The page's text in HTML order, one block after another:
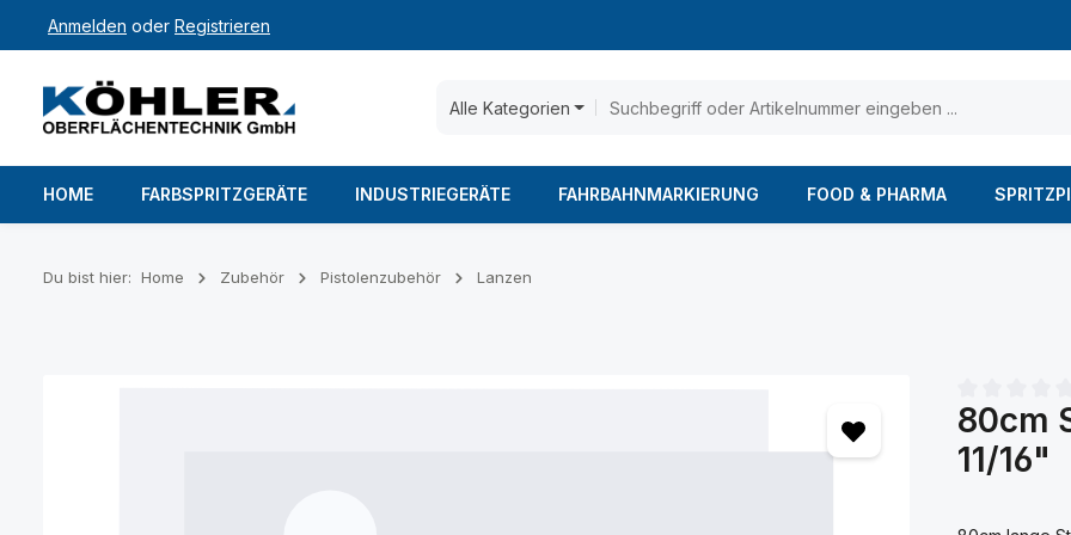
Hauptinhalt springen
Zur Suche springen
Zur Hauptnavigation springen
Anmelden oder Registrieren
Alle Kategorien
HOME FARBSPRITZGERÄTE INDUSTRIEGERÄTE FAHRBAHNMARKIERUNG FOOD & PHARMA
Du bist hier: Home Zubehör Pistolenzubehör Lanzen
80cm
11/16"